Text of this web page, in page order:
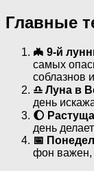
Главные
🦇 9-й
самых
соблазнов
♎ Луна в
день
🌔
день
📅
фон важен,